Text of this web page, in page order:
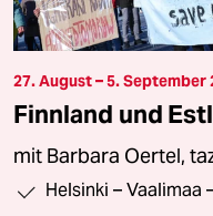
27. August – 5. September
Finnland und
mit Barbara Oertel,
Helsinki – Vaalimaa